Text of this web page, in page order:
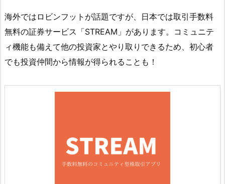
海外ではロビンフットが話題ですが、日本では取引手数料
無料の証券サービス「STREAM」があります。コミュニテ
ィ機能も備えて他の投資家とやり取りできるため、初心者
でも投資仲間から情報が得られることも！